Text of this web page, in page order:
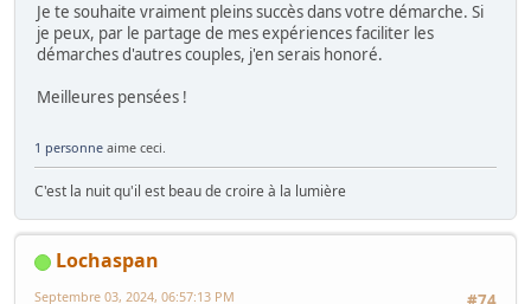
Je te souhaite vraiment pleins succès dans votre démarche. Si
je peux, par le partage de mes expériences faciliter les
démarches d'autres couples, j'en serais honoré.
Meilleures pensées !
1 personne aime ceci.
C'est la nuit qu'il est beau de croire à la lumière
Lochaspan
Septembre 03, 2024, 06:57:13 PM